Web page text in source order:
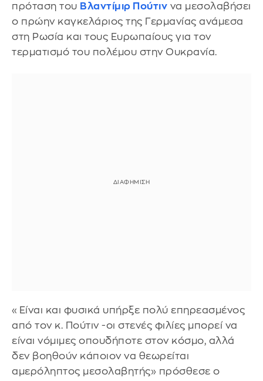
πρόταση του Βλαντίμιρ Πούτιν να μεσολαβήσει
ο πρώην καγκελάριος της Γερμανίας ανάμεσα
στη Ρωσία και τους Ευρωπαίους για τον
τερματισμό του πολέμου στην Ουκρανία.
«Είναι και φυσικά υπήρξε πολύ επηρεασμένος
από τον κ. Πούτιν -οι στενές φιλίες μπορεί να
είναι νόμιμες οπουδήποτε στον κόσμο, αλλά
δεν βοηθούν κάποιον να θεωρείται
αμερόληπτος μεσολαβητής» πρόσθεσε ο